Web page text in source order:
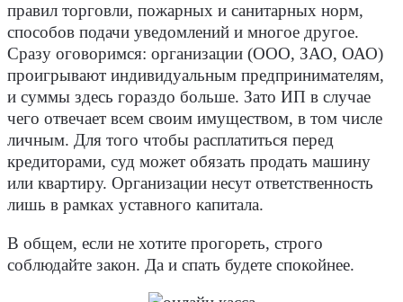
правил торговли, пожарных и санитарных норм,
способов подачи уведомлений и многое другое.
Сразу оговоримся: организации (ООО, ЗАО, ОАО)
проигрывают индивидуальным предпринимателям,
и суммы здесь гораздо больше. Зато ИП в случае
чего отвечает всем своим имуществом, в том числе
личным. Для того чтобы расплатиться перед
кредиторами, суд может обязать продать машину
или квартиру. Организации несут ответственность
лишь в рамках уставного капитала.
В общем, если не хотите прогореть, строго
соблюдайте закон. Да и спать будете спокойнее.